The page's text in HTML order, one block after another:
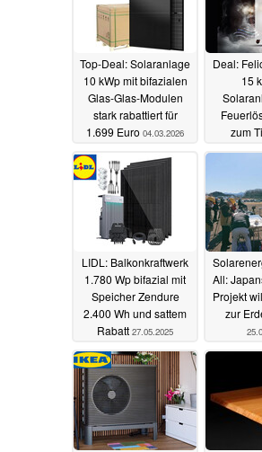
Top-Deal: Solaranlage
10 kWp mit bifazialen
Glas-Glas-Modulen
stark rabattiert für
1.699 Euro 04.03.2026
Deal:
15
zum
LIDL: Balkonkraftwerk
1.780 Wp bifazial mit
Speicher Zendure
2.400 Wh und sattem
Rabatt 27.05.2025
All:
Projekt
zur